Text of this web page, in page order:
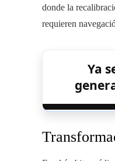
donde la
requieren
Ya